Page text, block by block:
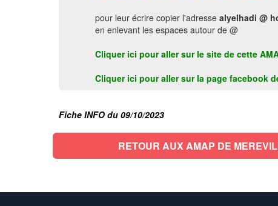
pour leur écrire copier l'adresse alyelhadi @
en enlevant les espaces autour de @
Cliquer ici pour aller sur le site de cette
Cliquer ici pour aller sur la page facebook
Fiche INFO du 09/10/2023
RETOUR AUX AMAP DE